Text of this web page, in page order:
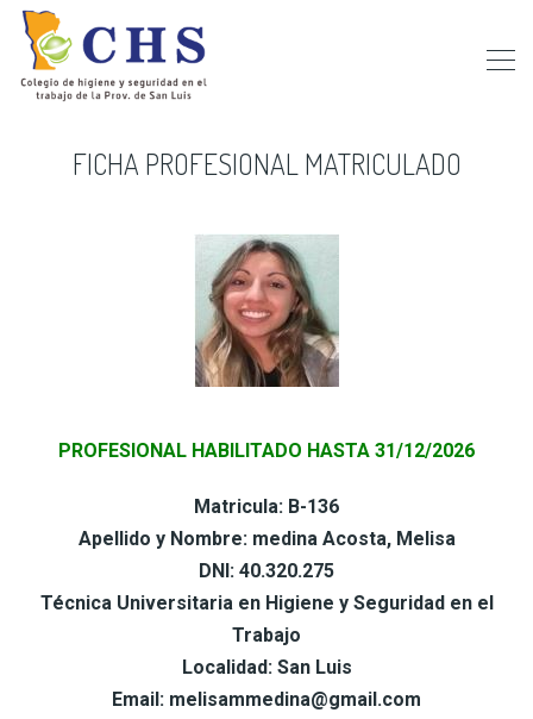
FICHA PROFESIONAL MATRICULADO
PROFESIONAL HABILITADO HASTA 31/12/2026
Matricula: B-136
Apellido y Nombre: medina Acosta, Melisa
DNI: 40.320.275
Técnica Universitaria en Higiene y Seguridad en el
Trabajo
Localidad: San Luis
Email: melisammedina@gmail.com